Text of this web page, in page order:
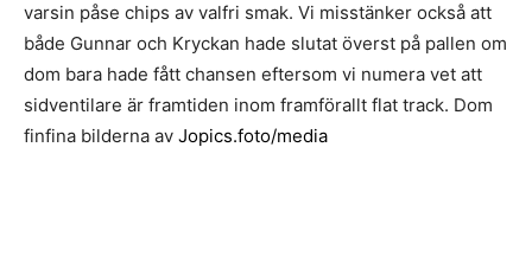
varsin påse chips av valfri smak. Vi misstänker också att
både Gunnar och Kryckan hade slutat överst på pallen om
dom bara hade fått chansen eftersom vi numera vet att
sidventilare är framtiden inom framförallt flat track. Dom
finfina bilderna av Jopics.foto/media